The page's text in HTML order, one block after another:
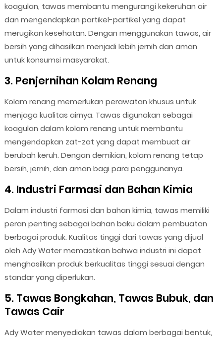
koagulan, tawas membantu mengurangi kekeruhan air
dan mengendapkan partikel-partikel yang dapat
merugikan kesehatan. Dengan menggunakan tawas, air
bersih yang dihasilkan menjadi lebih jernih dan aman
untuk konsumsi masyarakat.
3. Penjernihan Kolam Renang
Kolam renang memerlukan perawatan khusus untuk
menjaga kualitas airnya. Tawas digunakan sebagai
koagulan dalam kolam renang untuk membantu
mengendapkan zat-zat yang dapat membuat air
berubah keruh. Dengan demikian, kolam renang tetap
bersih, jernih, dan aman bagi para penggunanya.
4. Industri Farmasi dan Bahan Kimia
Dalam industri farmasi dan bahan kimia, tawas memiliki
peran penting sebagai bahan baku dalam pembuatan
berbagai produk. Kualitas tinggi dari tawas yang dijual
oleh Ady Water memastikan bahwa industri ini dapat
menghasilkan produk berkualitas tinggi sesuai dengan
standar yang diperlukan.
5. Tawas Bongkahan, Tawas Bubuk, dan
Tawas Cair
Ady Water menyediakan tawas dalam berbagai bentuk,